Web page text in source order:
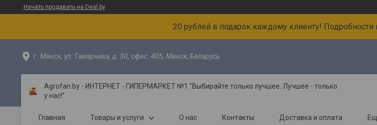
Начать продавать на Deal.by
20 рублей в подарок каждому клиенту! Подробности
г. Минск, ул. Гамарника, д. 30, офис. 405, Минск, Беларусь
Agrofan.by - ИНТЕРНЕТ - ГИПЕРМАРКЕТ №1 "Выбирайте только лучшее. Лучшее - только
у нас!"
Главная Товары и услуги О нас Контакты Доставка и оплата